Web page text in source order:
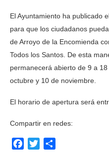
El Ayuntamiento ha publicado
para que los ciudadanos
de Arroyo de la Encomienda
Todos los Santos. De esta
permanecerá abierto de 9 a
octubre y 10 de noviembre.
El horario de apertura será
Compartir en redes:
Facebook
Twitter